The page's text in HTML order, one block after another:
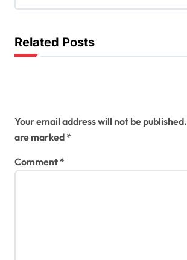
a
v
i
t
i
Related Posts
Your email address will not be published.
are marked*
Comment*